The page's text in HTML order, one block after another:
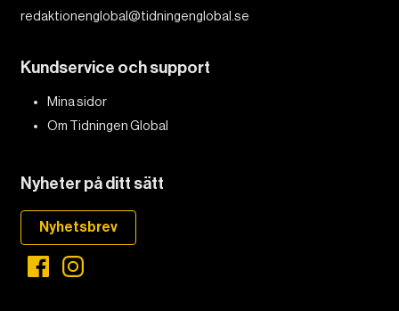
redaktionenglobal@tidningenglobal.se
Kundservice och support
Mina sidor
Om Tidningen Global
Nyheter på ditt sätt
Nyhetsbrev